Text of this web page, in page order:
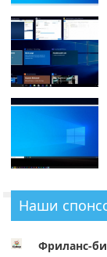
Наши
Фриланс-